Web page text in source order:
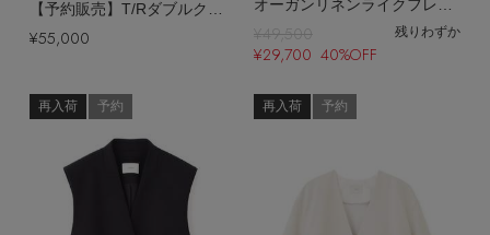
¥49,500 残りわずか
¥29,700 40%OFF
¥55,000
再入荷 予約
再入荷 予約